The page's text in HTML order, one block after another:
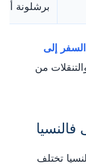
برشلونة
إلى
من
فالنسيا
تختلف